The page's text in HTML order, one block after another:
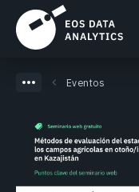
Eventos